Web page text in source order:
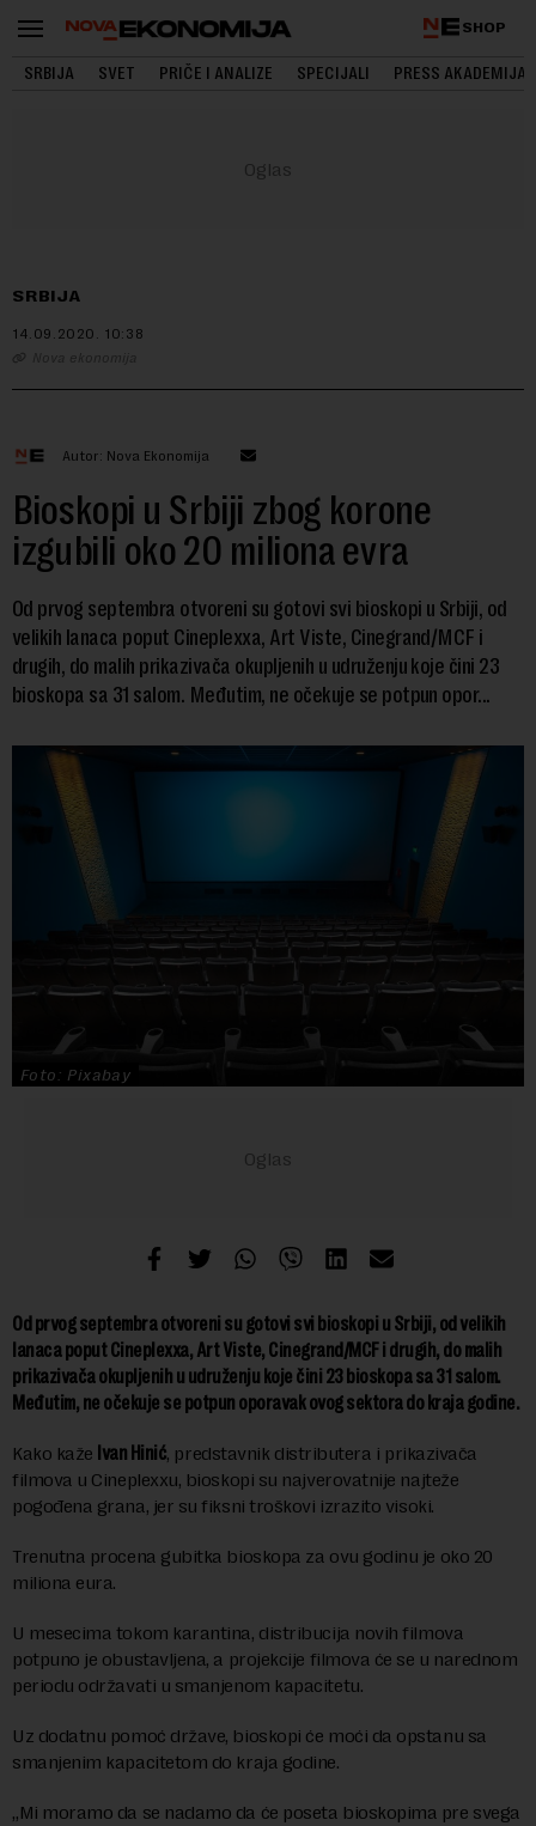
SHOP
SRBIJA SVET PRIČE I ANALIZE SPECIJALI PRESS AKADEMIJA
SRBIJA
14.09.2020. 10:38
Nova ekonomija
Autor: Nova Ekonomija
Bioskopi u Srbiji zbog korone
izgubili oko 20 miliona evra
Od prvog septembra otvoreni su gotovi svi bioskopi u Srbiji, od
velikih lanaca poput Cineplexxa, Art Viste, Cinegrand/MCF i
drugih, do malih prikazivača okupljenih u udruženju koje čini 23
bioskopa sa 31 salom. Međutim, ne očekuje se potpun opor...
Foto: Pixabay
Od prvog septembra otvoreni su gotovi svi bioskopi u Srbiji, od velikih
lanaca poput Cineplexxa, Art Viste, Cinegrand/MCF i drugih, do malih
prikazivača okupljenih u udruženju koje čini 23 bioskopa sa 31 salom.
Međutim, ne očekuje se potpun oporavak ovog sektora do kraja godine.
Kako kaže Ivan Hinić, predstavnik distributera i prikazivača
filmova u Cineplexxu, bioskopi su najverovatnije najteže
pogođena grana, jer su fiksni troškovi izrazito visoki.
Trenutna procena gubitka bioskopa za ovu godinu je oko 20
miliona eura.
U mesecima tokom karantina, distribucija novih filmova
potpuno je obustavljena, a projekcije filmova će se u narednom
periodu održavati u smanjenom kapacitetu.
Uz dodatnu pomoć države, bioskopi će moći da opstanu sa
smanjenim kapacitetom do kraja godine.
„Mi moramo da se nadamo da će poseta bioskopima pre svega